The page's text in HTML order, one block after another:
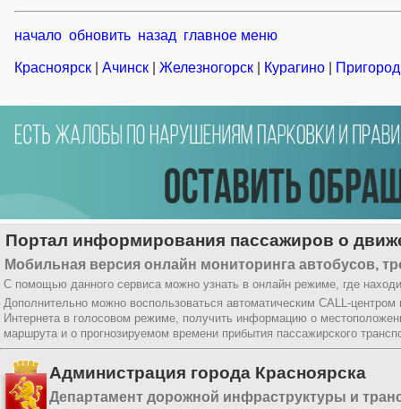
начало обновить назад главное меню
Красноярск Ачинск Железногорск Курагино
Портал информирования пассажиров о
Мобильная версия онлайн мониторинга автобусов,
С помощью данного сервиса можно узнать в онлайн режиме, где
Дополнительно можно воспользоваться автоматическим CALL-
Интернета в голосовом режиме, получить информацию о
маршрута и о прогнозируемом времени прибытия пассажирского
Администрация города Красноярска
Департамент дорожной инфраструктуры и